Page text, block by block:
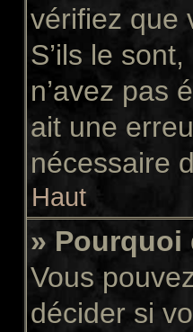
vérifiez que
S’ils le
n’avez pas
ait une
nécessaire
Haut
» Pourquoi
Vous
décider si